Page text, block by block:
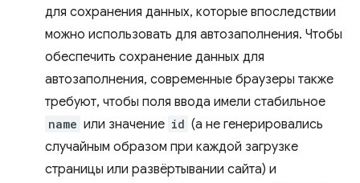
для сохранения данных, которые впоследствии
можно использовать для автозаполнения. Чтобы
обеспечить сохранение данных для
автозаполнения, современные браузеры также
требуют, чтобы поля ввода имели стабильное
name или значение id (а не генерировались
случайным образом при каждой загрузке
страницы или развёртывании сайта) и